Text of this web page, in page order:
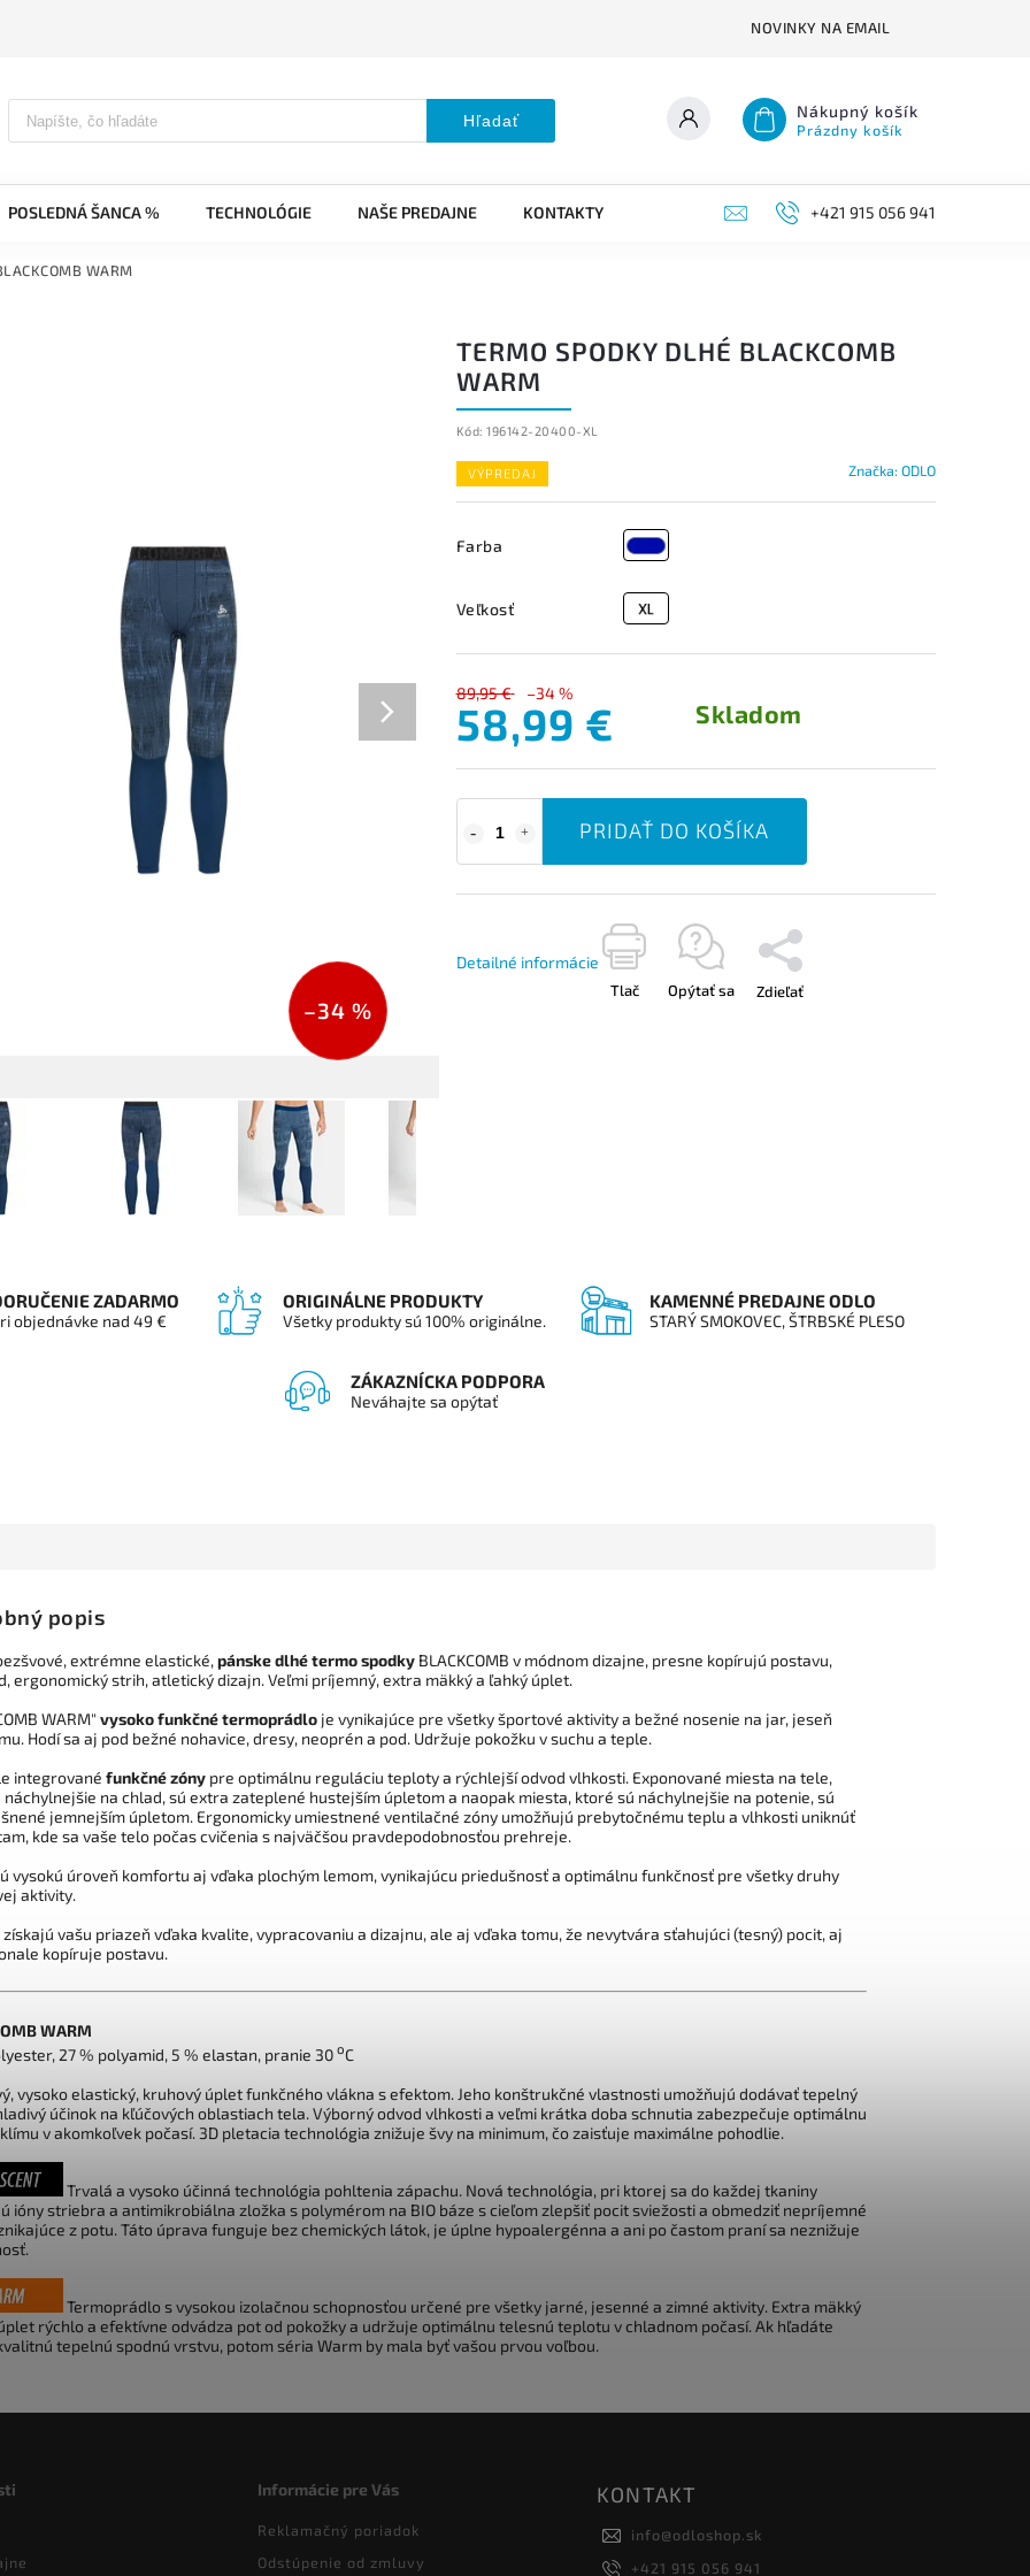
NOVINKY NA EMAIL
Hľadať Nákupný košík
Prázdny košík
POSLEDNÁ ŠANCA % TECHNOLÓGIE NAŠE PREDAJNE KONTAKTY +421 915 056 941
WARM
–34 %
TERMO SPODKY DLHÉ BLACKCOMB
WARM
Kód: 196142-20400-XL
VÝPREDAJ Značka: ODLO
Farba
Veľkosť
89,95 € –34 %
58,99 € Skladom
PRIDAŤ DO KOŠÍKA
Detailné informácie
Tlač Opýtať sa Zdieľať
ZADARMO
objednávke nad 49 €
ORIGINÁLNE PRODUKTY
Všetky produkty sú 100% originálne.
KAMENNÉ PREDAJNE ODLO
STARÝ SMOKOVEC, ŠTRBSKÉ PLESO
ZÁKAZNÍCKA PODPORA
Neváhajte sa opýtať
popis
extrémne elastické,pánske dlhé termo spodky BLACKCOMB v módnom dizajne, presne kopírujú postavu,
ergonomický strih, atletický dizajn. Veľmi príjemný, extra mäkký a ľahký úplet.
WARM" vysoko funkčné termoprádlo je vynikajúce pre všetky športové aktivity a bežné nosenie na jar, jeseň
Hodí sa aj pod bežné nohavice, dresy, neoprén a pod. Udržuje pokožku v suchu a teple.
integrované funkčné zóny pre optimálnu reguláciu teploty a rýchlejší odvod vlhkosti. Exponované miesta na tele,
na chlad, sú extra zateplené hustejším úpletom a naopak miesta, ktoré sú náchylnejšie na potenie, sú
jemnejším úpletom. Ergonomicky umiestnené ventilačné zóny umožňujú prebytočnému teplu a vlhkosti uniknúť
kde sa vaše telo počas cvičenia s najväčšou pravdepodobnosťou prehreje.
vysokú úroveň komfortu aj vďaka plochým lemom, vynikajúcu priedušnosť a optimálnu funkčnosť pre všetky druhy
aktivity.
získajú vašu priazeň vďaka kvalite, vypracovaniu a dizajnu, ale aj vďaka tomu, že nevytvára sťahujúci (tesný) pocit, aj
kopíruje postavu.
WARM
27 % polyamid, 5 % elastan, pranie 30 oC
vysoko elastický, kruhový úplet funkčného vlákna s efektom. Jeho konštrukčné vlastnosti umožňujú dodávať tepelný
účinok na kľúčových oblastiach tela. Výborný odvod vlhkosti a veľmi krátka doba schnutia zabezpečuje optimálnu
v akomkoľvek počasí. 3D pletacia technológia znižuje švy na minimum, čo zaisťuje maximálne pohodlie.
Trvalá a vysoko účinná technológia pohltenia zápachu. Nová technológia, pri ktorej sa do každej tkaniny
ióny striebra a antimikrobiálna zložka s polymérom na BIO báze s cieľom zlepšiť pocit sviežosti a obmedziť nepríjemné
z potu. Táto úprava funguje bez chemických látok, je úplne hypoalergénna a ani po častom praní sa neznižuje
Termoprádlo s vysokou izolačnou schopnosťou určené pre všetky jarné, jesenné a zimné aktivity. Extra mäkký
rýchlo a efektívne odvádza pot od pokožky a udržuje optimálnu telesnú teplotu v chladnom počasí. Ak hľadáte
tepelnú spodnú vrstvu, potom séria Warm by mala byť vašou prvou voľbou.
Informácie pre Vás
Reklamačný poriadok
Odstúpenie od zmluvy
KONTAKT
info@odloshop.sk
+421 915 056 941